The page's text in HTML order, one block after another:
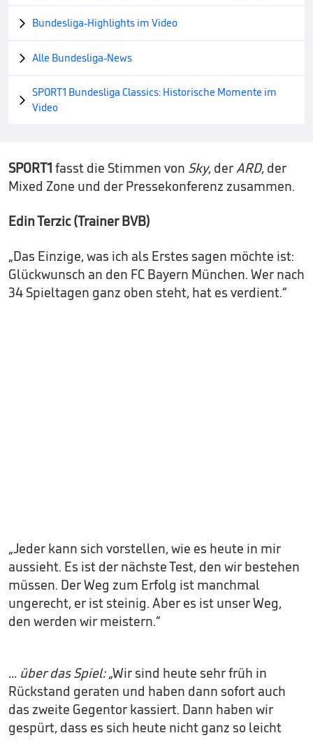
 Bundesliga-Highlights im Video
 Alle Bundesliga-News

SPORT1 Bundesliga Classics: Historische Momente im
Video
SPORT1 fasst die Stimmen von Sky, derARD, der
Mixed Zone und der Pressekonferenz zusammen.
Edin Terzic (Trainer BVB)
„Das Einzige, was ich als Erstes sagen möchte ist:
Glückwunsch an den FC Bayern München. Wer nach
34 Spieltagen ganz oben steht, hat es verdient.“
„Jeder kann sich vorstellen, wie es heute in mir
aussieht. Es ist der nächste Test, den wir bestehen
müssen. Der Weg zum Erfolg ist manchmal
ungerecht, er ist steinig. Aber es ist unser Weg,
den werden wir meistern.“
... über das Spiel:„Wir sind heute sehr früh in
Rückstand geraten und haben dann sofort auch
das zweite Gegentor kassiert. Dann haben wir
gespürt, dass es sich heute nicht ganz so leicht